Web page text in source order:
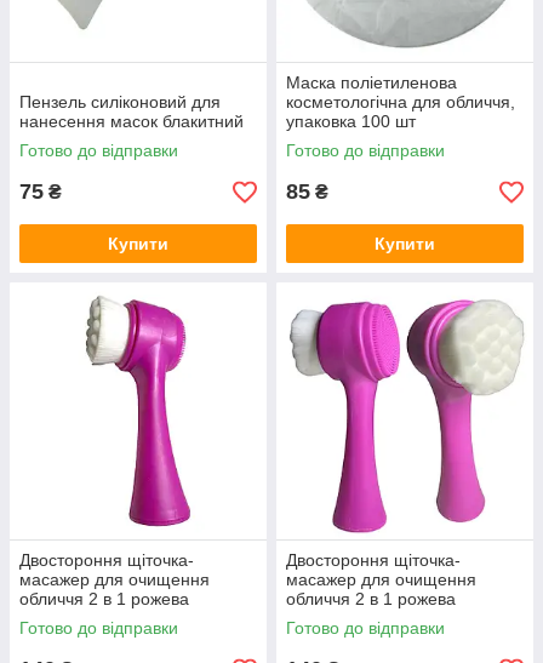
Пензель силіконовий для
нанесення масок блакитний
Готово до відправки
75 ₴
Купити
Маска поліетиленова
косметологічна для обличчя,
упаковка 100 шт
Готово до відправки
85 ₴
Купити
Двостороння щіточка-
масажер для очищення
обличчя 2 в 1 рожева
Готово до відправки
Двостороння щіточка-
масажер для очищення
обличчя 2 в 1 рожева
Готово до відправки